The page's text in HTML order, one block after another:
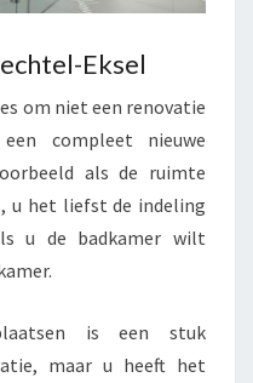
Eksel
om niet een renovatie
compleet nieuwe
als de ruimte
u het liefst de indeling
u de badkamer wilt
is een stuk
maar u heeft het